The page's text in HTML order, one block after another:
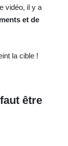
vidéo, il y a
et de
la cible !
être